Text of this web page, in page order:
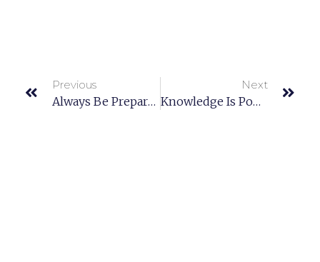
Previous
Always Be Prepared And Know What The Purpose Is.
Next
Knowledge Is Power. Read Books To Get Smart.